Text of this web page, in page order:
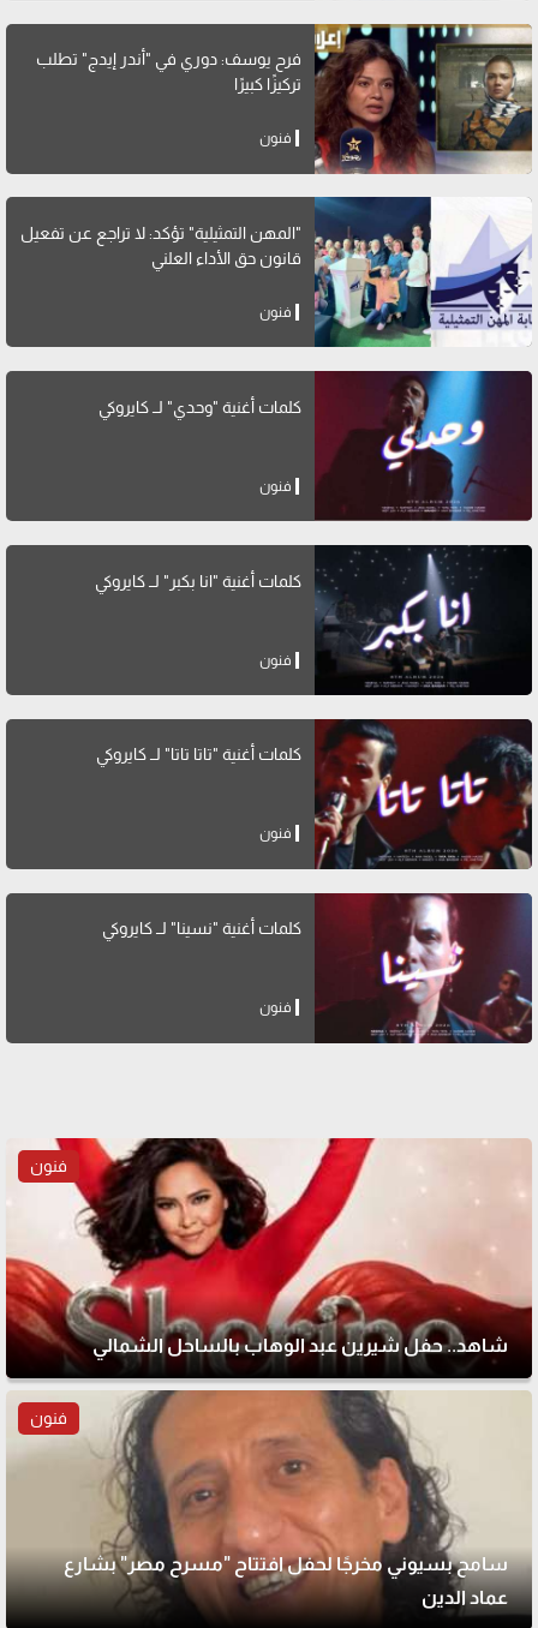
فرح يوسف: دوري في "أندر إيدج" تطلب
تركيزًا كبيرًا
فنون
"المهن التمثيلية" تؤكد: لا تراجع عن تفعيل
قانون حق الأداء العلني
فنون
كلمات أغنية "وحدي" لــ كايروكي
فنون
كلمات أغنية "انا بكبر" لــ كايروكي
فنون
كلمات أغنية "تاتا تاتا" لــ كايروكي
فنون
كلمات أغنية "نسينا" لــ كايروكي
فنون
فنون
شاهد.. حفل شيرين عبد الوهاب بالساحل الشمالي
فنون
سامح بسيوني مخرجًا لحفل افتتاح "مسرح مصر" بشارع
عماد الدين